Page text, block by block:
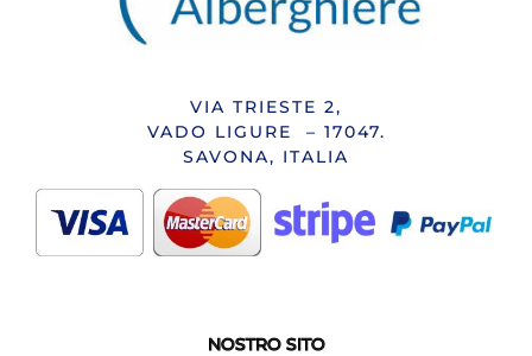
VIA TRIESTE 2,
VADO LIGURE – 17047.
SAVONA, ITALIA
NOSTRO SITO